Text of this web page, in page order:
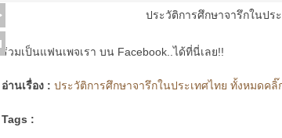
ประวัติการศึกษาจารึกในปร
ร่วมเป็นแฟนเพจเรา บน Facebook..ได้ที่นี่เลย!!
อ่านเรื่อง : ประวัติการศึกษาจารึกในประเทศไทย ทั้งหมดคลิ๊
Tags :